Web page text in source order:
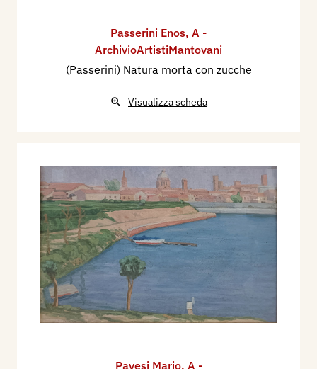
Passerini Enos, A -
ArchivioArtistiMantovani
(Passerini) Natura morta con zucche
Visualizza scheda
Pavesi Mario, A -